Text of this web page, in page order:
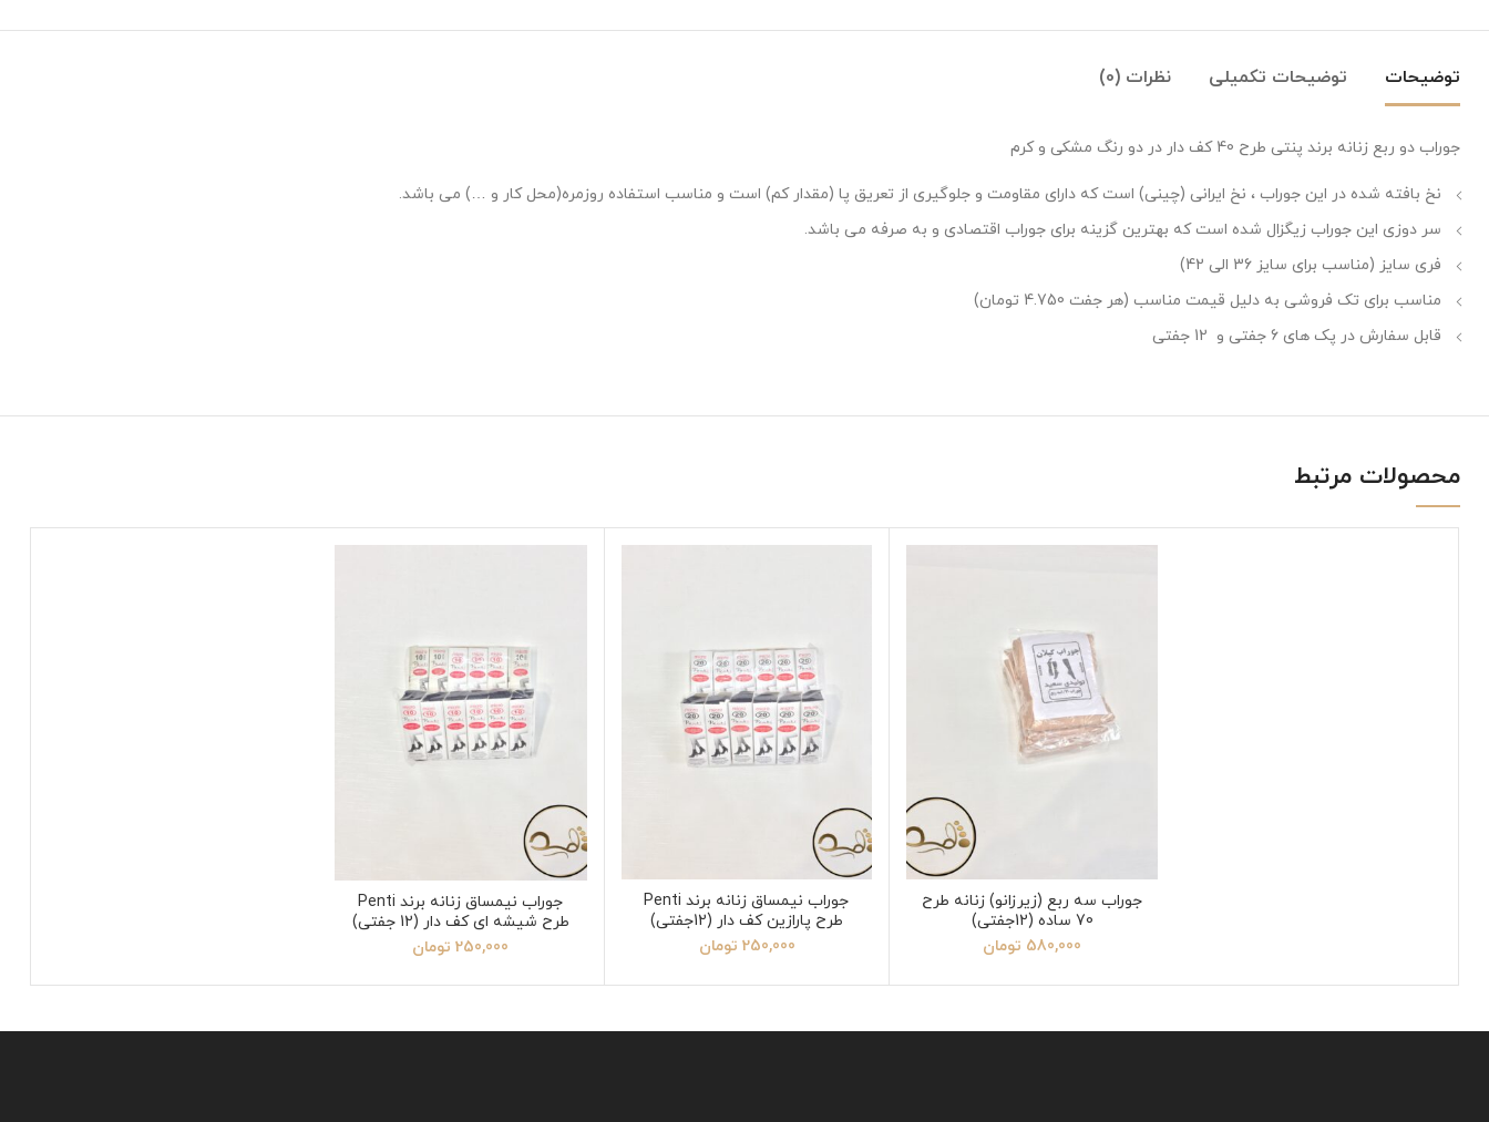
توضیحات توضیحات تکمیلی نظرات (0)
جوراب دو ربع زنانه برند پنتی طرح 40 کف دار در دو رنگ مشکی و کرم
نخ بافته شده در این جوراب ، نخ ایرانی (چینی) است که دارای مقاومت و جلوگیری از تعریق پا (مقدار کم) است و مناسب استفاده روزمره(محل کار و …) می باشد.
سر دوزی این جوراب زیگزال شده است که بهترین گزینه برای جوراب اقتصادی و به صرفه می باشد.
فری سایز (مناسب برای سایز 36 الی 42)
مناسب برای تک فروشی به دلیل قیمت مناسب (هر جفت 4.750 تومان)
قابل سفارش در پک های 6 جفتی و 12 جفتی
محصولات مرتبط
جوراب سه ربع (زیرزانو) زنانه طرح
70 ساده (12جفتی)
580,000 تومان
جوراب نیمساق زنانه برند Penti
طرح پارازین کف دار (12جفتی)
250,000 تومان
جوراب نیمساق زنانه برند Penti
طرح شیشه ای کف دار (12 جفتی)
250,000 تومان